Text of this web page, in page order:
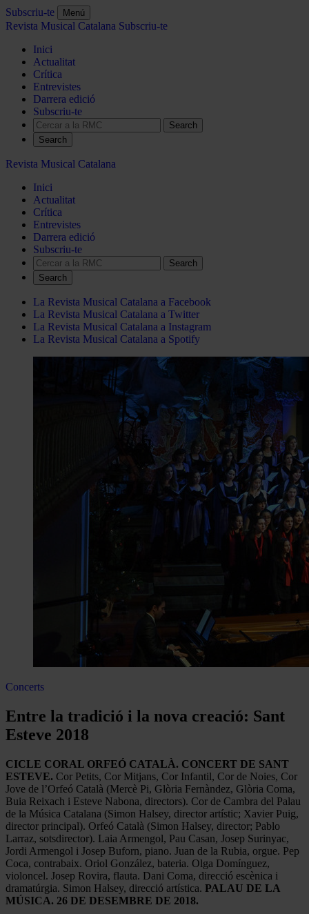
Subscriu-te Menú
Revista Musical Catalana Subscriu-te
Inici
Actualitat
Crítica
Entrevistes
Darrera edició
Subscriu-te
Search
Revista Musical Catalana
Inici
Actualitat
Crítica
Entrevistes
Darrera edició
Subscriu-te
Search
La Revista Musical Catalana a Facebook
La Revista Musical Catalana a Twitter
La Revista Musical Catalana a Instagram
La Revista Musical Catalana a Spotify
Concerts
Entre la tradició i la nova creació: Sant
Esteve 2018
CICLE CORAL ORFEÓ CATALÀ. CONCERT DE SANT
ESTEVE. Cor Petits, Cor Mitjans, Cor Infantil, Cor de Noies, Cor
Jove de l’Orfeó Català (Mercè Pi, Glòria Fernàndez, Glòria Coma,
Buia Reixach i Esteve Nabona, directors). Cor de Cambra del Palau
de la Música Catalana (Simon Halsey, director artístic; Xavier Puig,
director principal). Orfeó Català (Simon Halsey, director; Pablo
Larraz, sotsdirector). Laia Armengol, Pau Casan, Josep Surinyac,
Jordi Armengol i Josep Buforn, piano. Juan de la Rubia, orgue. Pep
Coca, contrabaix. Oriol González, bateria. Olga Domínguez,
violoncel. Josep Rovira, flauta. Dani Coma, direcció escènica i
dramatúrgia. Simon Halsey, direcció artística. PALAU DE LA
MÚSICA. 26 DE DESEMBRE DE 2018.